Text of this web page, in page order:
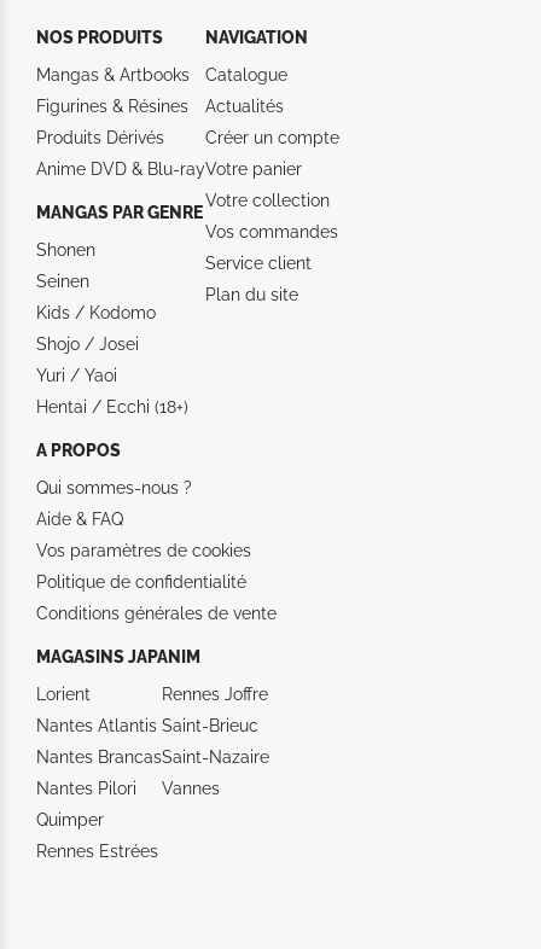
NOS PRODUITS
Mangas & Artbooks
Figurines & Résines
Produits Dérivés
Anime DVD & Blu‑ray
MANGAS PAR GENRE
Shonen
Seinen
Kids / Kodomo
Shojo / Josei
Yuri / Yaoi
Hentai / Ecchi (18+)
NAVIGATION
Catalogue
Actualités
Créer un compte
Votre panier
Votre collection
Vos commandes
Service client
Plan du site
A PROPOS
Qui sommes-nous ?
Aide & FAQ
Vos paramètres de cookies
Politique de confidentialité
Conditions générales de vente
MAGASINS JAPANIM
Lorient
Nantes Atlantis
Nantes Brancas
Nantes Pilori
Quimper
Rennes Estrées
Rennes Joffre
Saint-Brieuc
Saint-Nazaire
Vannes